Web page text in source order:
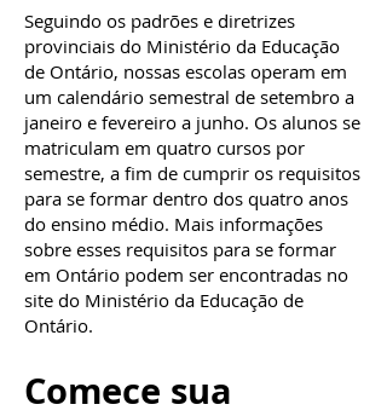
Seguindo os padrões e diretrizes
provinciais do Ministério da Educação
de Ontário, nossas escolas operam em
um calendário semestral de setembro a
janeiro e fevereiro a junho. Os alunos se
matriculam em quatro cursos por
semestre, a fim de cumprir os requisitos
para se formar dentro dos quatro anos
do ensino médio. Mais informações
sobre esses requisitos para se formar
em Ontário podem ser encontradas no
site do Ministério da Educação de
Ontário.
Comece sua